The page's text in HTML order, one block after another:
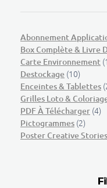
Abonnement
Box Complète & Livre
Carte Environnement
Destockage (10)
Enceintes & Tablettes
Grilles Loto &
PDF À Télécharger (4)
Pictogrammes (2)
Poster Creative Stories